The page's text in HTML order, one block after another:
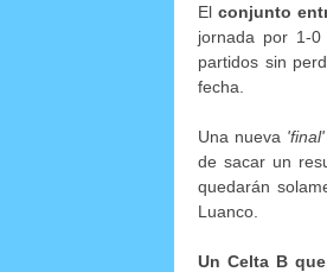
El conjunto
jornada por 1-
partidos sin
fecha.
Una nueva 'final'
de sacar un
quedarán
Luanco.
Un Celta B